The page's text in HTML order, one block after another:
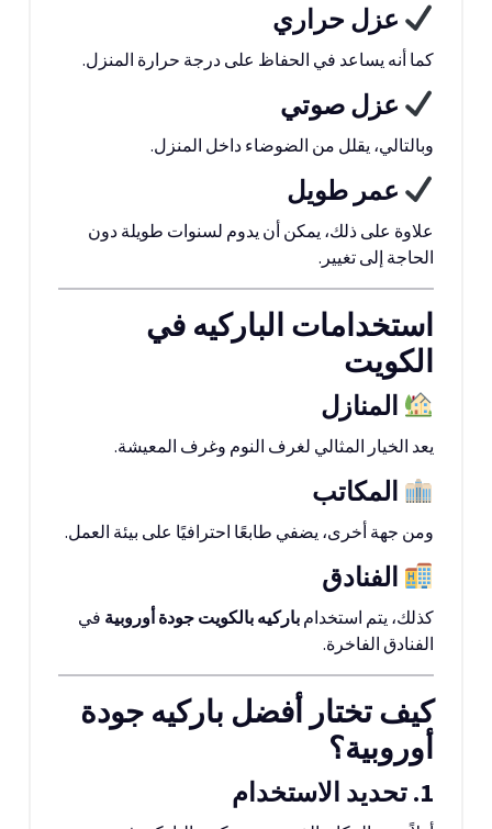
عزل حراري
كما أنه يساعد في الحفاظ على درجة حرارة المنزل.
عزل صوتي
وبالتالي، يقلل من الضوضاء داخل المنزل.
عمر طويل
علاوة على ذلك، يمكن أن يدوم لسنوات طويلة دون
الحاجة إلى تغيير.
استخدامات الباركيه في
الكويت
المنازل
يعد الخيار المثالي لغرف النوم وغرف المعيشة.
المكاتب
ومن جهة أخرى، يضفي طابعًا احترافيًا على بيئة العمل.
الفنادق
كذلك، يتم استخدام باركيه بالكويت جودة أوروبية في
الفنادق الفاخرة.
كيف تختار أفضل باركيه جودة
أوروبية؟
1. تحديد الاستخدام